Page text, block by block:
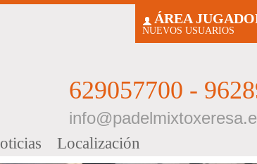
oticias Localización
ÁREA
NUEVOS USUARIOS
629057700 -